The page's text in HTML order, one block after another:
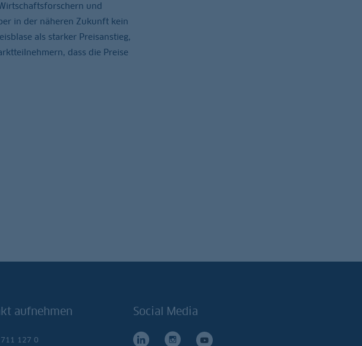
und
in der näheren Zukunft kein
als starker Preisanstieg,
dass die Preise
aufnehmen
127 0
Social Media